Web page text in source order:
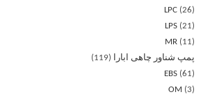
LPC 26
LPS 21
MR
11
پمپ شناور چاهی ابارا
119
EBS 61
OM
3